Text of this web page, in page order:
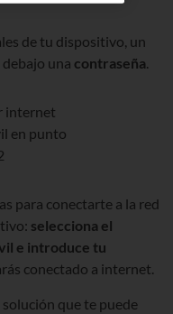
de tu dispositivo, un
una contraseña.
para conectarte a la red
selecciona el
e introduce tu
conectado a internet.
solución que te puede